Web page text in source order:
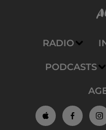
RADIO
PODCASTS